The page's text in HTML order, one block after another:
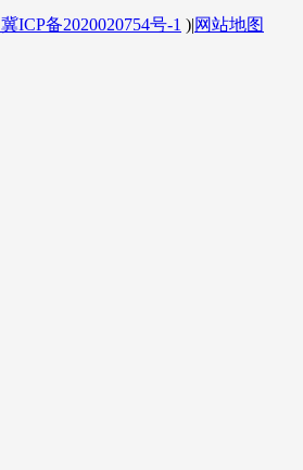
冀ICP备2020020754号-1 )|网站地图